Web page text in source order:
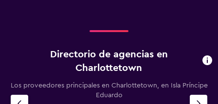
Directorio de agencias en
Charlottetown
Los proveedores principales en Charlottetown, en Isla Príncipe
Eduardo